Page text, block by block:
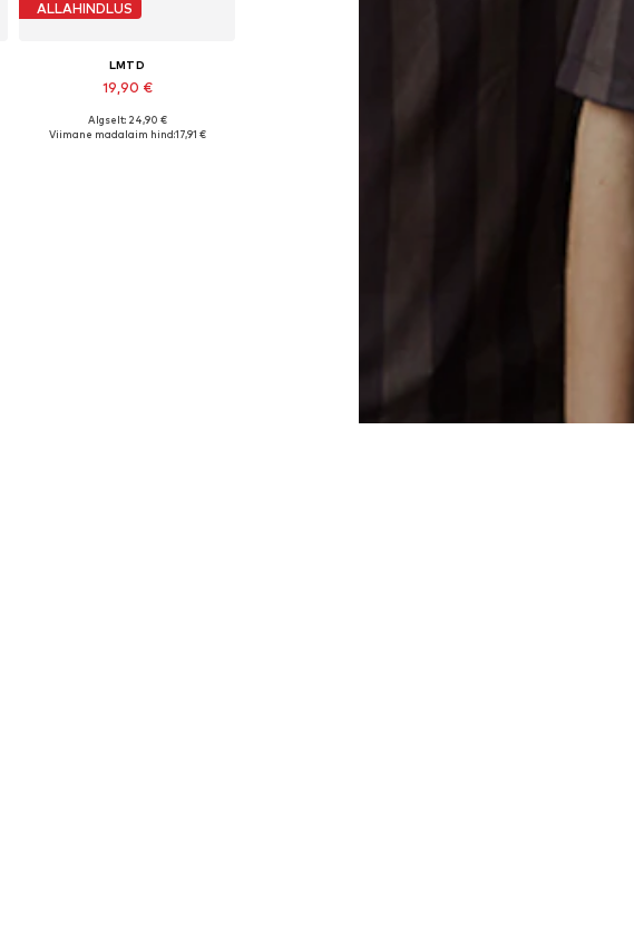
ALLAHINDLUS
LMTD
19,90 €
Saadaval erinevates suurustes
Algselt: 24,90 €
Viimane madalaim hind:17,91 €